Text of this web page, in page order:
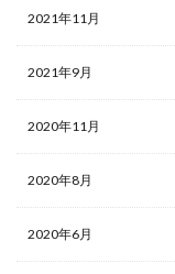
2021年11月
2021年9月
2020年11月
2020年8月
2020年6月